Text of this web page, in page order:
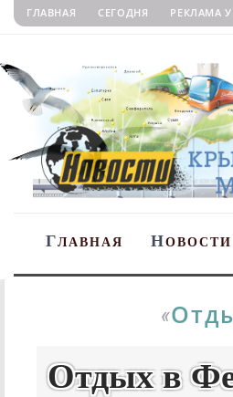
ГЛАВНАЯ СЕГОДНЯ РЕКЛАМА
ГЛАВНАЯ НОВОСТИ
«
Отдых в